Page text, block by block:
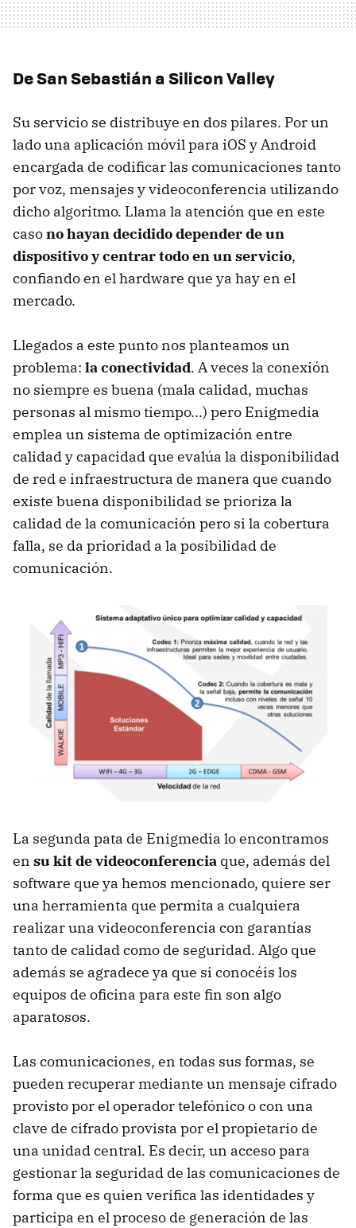
De San Sebastián a Silicon Valley
Su servicio se distribuye en dos pilares. Por un
lado una aplicación móvil para iOS y Android
encargada de codificar las comunicaciones tanto
por voz, mensajes y videoconferencia utilizando
dicho algoritmo. Llama la atención que en este
casono hayan decidido depender de un
dispositivo y centrar todo en un servicio,
confiando en el hardware que ya hay en el
mercado.
Llegados a este punto nos planteamos un
problema: la conectividad. A veces la conexión
no siempre es buena (mala calidad, muchas
personas al mismo tiempo...) pero Enigmedia
emplea un sistema de optimización entre
calidad y capacidad que evalúa la disponibilidad
de red e infraestructura de manera que cuando
existe buena disponibilidad se prioriza la
calidad de la comunicación pero si la cobertura
falla, se da prioridad a la posibilidad de
comunicación.
La segunda pata de Enigmedia lo encontramos
en su kit de videoconferencia que, además del
software que ya hemos mencionado, quiere ser
una herramienta que permita a cualquiera
realizar una videoconferencia con garantías
tanto de calidad como de seguridad. Algo que
además se agradece ya que si conocéis los
equipos de oficina para este fin son algo
aparatosos.
Las comunicaciones, en todas sus formas, se
pueden recuperar mediante un mensaje cifrado
provisto por el operador telefónico o con una
clave de cifrado provista por el propietario de
una unidad central. Es decir, un acceso para
gestionar la seguridad de las comunicaciones de
forma que es quien verifica las identidades y
participa en el proceso de generación de las